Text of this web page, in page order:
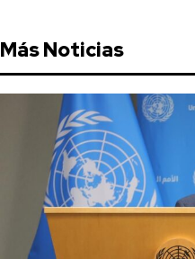
Más Noticias